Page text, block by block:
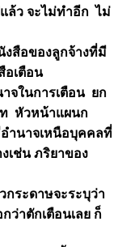
ล้ว จะไม่ทำอีก ไม่
งสือของลูกจ้างที่มี
อเตือน
จในการเตือน ยก
ท หัวหน้าแผนก
ำนาจเหนือบุคคลที่
เช่น ภริยาของ
ระดาษจะระบุว่า
ว่าตักเตือนเลย ก็